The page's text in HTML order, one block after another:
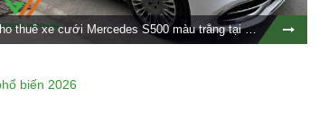
Cho thuê xe cưới Mercedes S500 màu trắng tại Hà Nội
biến 2026